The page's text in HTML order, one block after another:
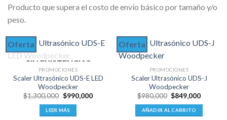
Producto que supera el costo de envío básico por tamaño y/o
peso.
Oferta
SIN EXISTENCIAS
PROMOCIONES
Scaler Ultrasónico UDS-E LED
Woodpecker
$1,300,000 El
precio
original
era:
$990,000El
LEER MÁS
Oferta
PROMOCIONES
Scaler Ultrasónico UDS-J
Woodpecker
$980,000 El
precio
original
era:
$849,000El
es:
AÑADIR AL CARRITO